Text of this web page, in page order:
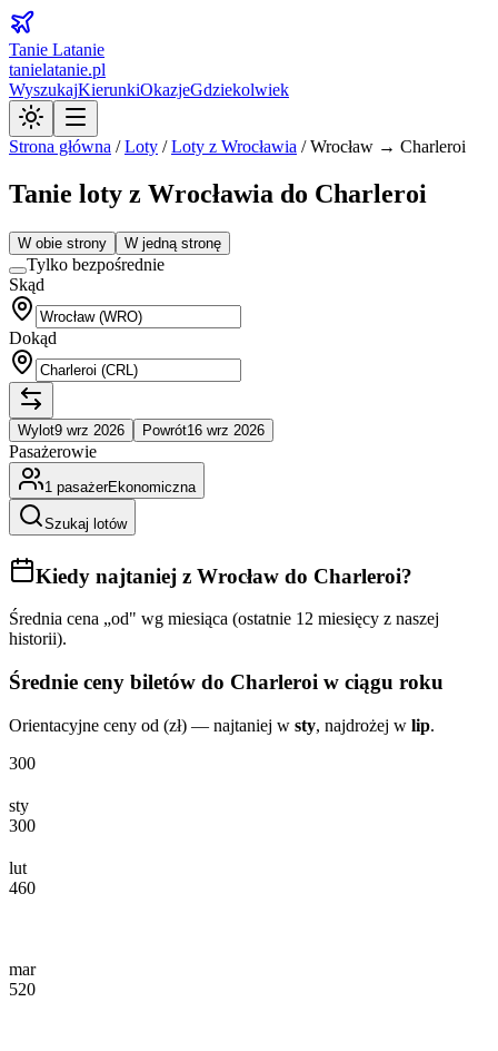
Tanie Latanie
tanielatanie.pl
WyszukajKierunkiOkazjeGdziekolwiek
Strona główna /Loty /Loty z Wrocławia /Wrocław → Charleroi
Tanie loty z Wrocławia do Charleroi
W obie strony W jedną stronę
Tylko bezpośrednie
Skąd
Dokąd
Wylot9 wrz 2026 Powrót16 wrz 2026
Pasażerowie
1 pasażerEkonomiczna
Szukaj lotów
Kiedy najtaniej z Wrocław do Charleroi?
Średnia cena „od" wg miesiąca (ostatnie 12 miesięcy z naszej
historii).
Średnie ceny biletów do Charleroi w ciągu roku
Orientacyjne ceny od (zł) — najtaniej w sty, najdrożej w lip.
300
sty
300
lut
460
mar
520